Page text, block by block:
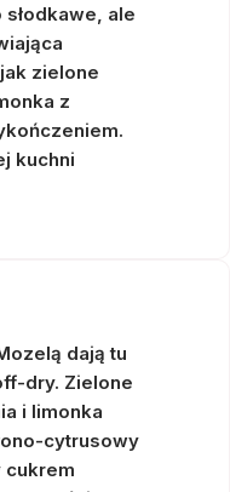
ale
zielone
z
kuchni
dają tu
dry. Zielone
i limonka
cytrusowy
cukrem